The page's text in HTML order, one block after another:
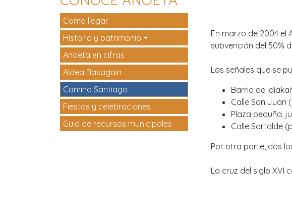
Como llegar
Historia y patrimonio
Anoeta en cifras
Aldea Basagain
Camino Santiago
Fiestas y celebraciones
Guia de recursos municipales
En marzo de 2004 el
subvención del 50%
Las señales que se
Barrio de
Calle San Juan
Plaza pequña,
Calle Sortalde
Por otra parte, dos
La cruz del siglo XVI